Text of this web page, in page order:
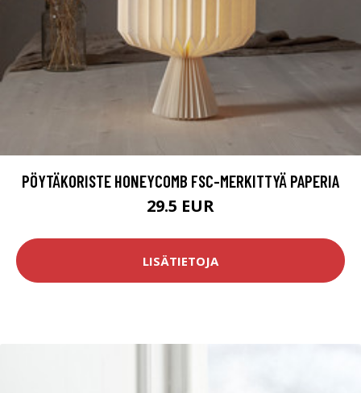
PÖYTÄKORISTE HONEYCOMB FSC-MERKITTYÄ PAPERIA
29.5 EUR
LISÄTIETOJA